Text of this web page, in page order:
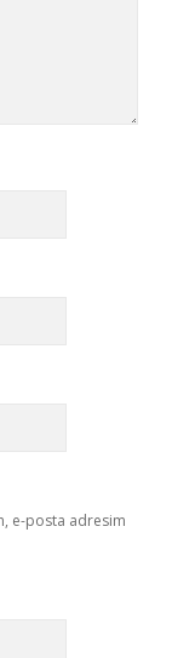
e-posta adresim